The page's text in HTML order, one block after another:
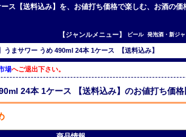
ス【送料込み】を、お値打ち価格で楽しむ、お酒の価
【ジャンルメニュー】 ビール 発泡酒・新ジ
うまサワー うめ 490ml 24本 1ケース 【送料込み】
場へご退出下さい。
24本 1ケース 【送料込み】のお値打ち価